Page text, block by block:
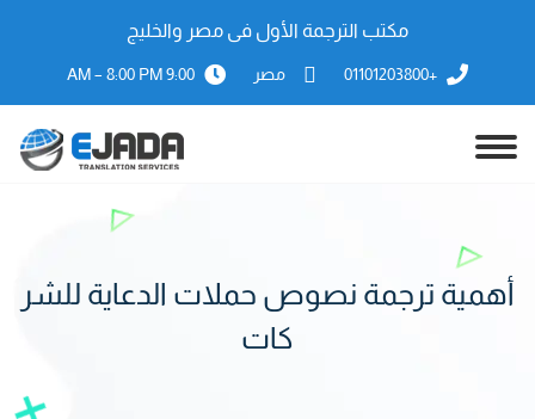
مكتب الترجمة الأول فى مصر والخليج
+01101203800 مصر 9:00 AM – 8:00 PM
أهمية ترجمة نصوص حملات الدعاية للشر
كات